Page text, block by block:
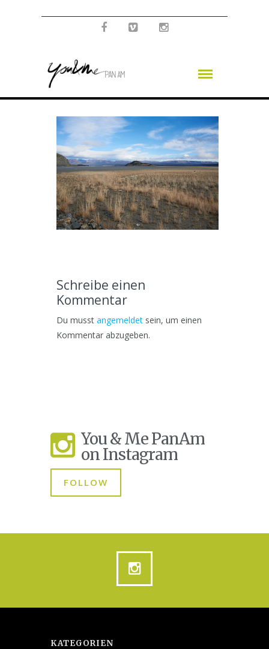
Schreibe einen
Kommentar
Du musst angemeldet sein, um einen
Kommentar abzugeben.
You & Me PanAm
on Instagram
FOLLOW
KATEGORIEN